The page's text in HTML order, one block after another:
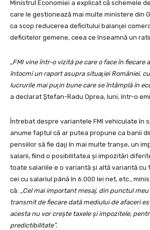
Ministrul Economiei a explicat că schemele
care le gestionează mai multe ministere din
ca scop reducerea deficitului balanţei
deficitelor gemene, ceea ce înseamnă un
„FMI vine într-o vizită pe care o face în fiecare
întocmi un raport asupra situaţiei României,
lucrurile mai puţin bune care se întâmplă în
a declarat Ştefan-Radu Oprea, luni, într-o
Întrebat despre variantele FMI vehiculate în
anume faptul că ar putea propune ca banii
pensiilor să fie daţi în mai multe tranşe, un
salarii, fiind o posibilitatea şi impozitări
toate salariile e o variantă şi altă variantă cu
cei cu salariul până în 6.000 lei net, etc.,
că: „Cel mai important mesaj, din punctul meu
transmit de fiecare dată mediului de afaceri
acesta nu vor creşte taxele şi impozitele,
predictibilitate”.